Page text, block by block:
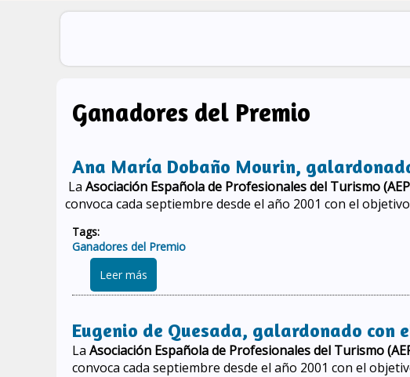
Ganadores del Premio
Ana María Dobaño Mourin,
La Asociación Española de Profesionales del Turismo
convoca cada septiembre desde el año 2001 con el
Tags:
Ganadores del Premio
Leer más
Eugenio de Quesada, galardonado con
La Asociación Española de Profesionales del Turismo
convoca cada septiembre desde el año 2001 con el